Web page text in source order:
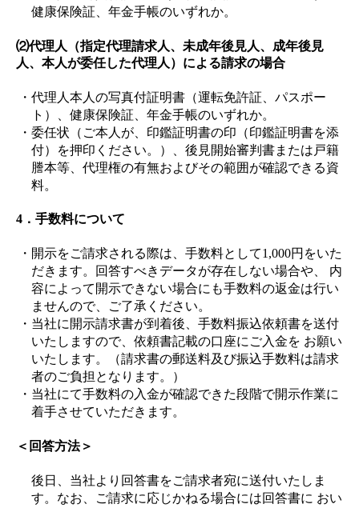
健康保険証、年金手帳のいずれか。
⑵代理人（指定代理請求人、未成年後見人、成年後見
人、本人が委任した代理人）による請求の場合
・代理人本人の写真付証明書（運転免許証、パスポー
ト）、健康保険証、年金手帳のいずれか。
・委任状（ご本人が、印鑑証明書の印（印鑑証明書を添
付）を押印ください。）、後見開始審判書または戸籍
謄本等、代理権の有無およびその範囲が確認できる資
料。
4．手数料について
・開示をご請求される際は、手数料として1,000円をいた
だきます。回答すべきデータが存在しない場合や、 内
容によって開示できない場合にも手数料の返金は行い
ませんので、ご了承ください。
・当社に開示請求書が到着後、手数料振込依頼書を送付
いたしますので、依頼書記載の口座にご入金を お願い
いたします。（請求書の郵送料及び振込手数料は請求
者のご負担となります。）
・当社にて手数料の入金が確認できた段階で開示作業に
着手させていただきます。
＜回答方法＞
後日、当社より回答書をご請求者宛に送付いたしま
す。なお、ご請求に応じかねる場合には回答書に おい